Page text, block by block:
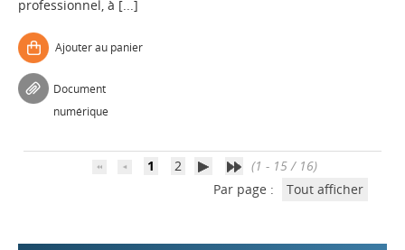
professionnel, à [...]
Ajouter au panier
Document
numérique
1 2
(1 - 15 / 16)
Par page :
Tout afficher
Déposer une actu !
déconnecter)